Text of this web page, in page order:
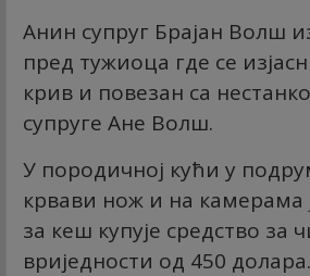
Анин супруг Брајан Волш
пред тужиоца где се
крив и повезан са
супруге Ане Волш.
У породичној кући у
крвави нож и на камерама
за кеш купује средство за
вриједности од 450 долара.